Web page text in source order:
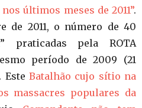
últimos meses de 2011”.
de 2011, o número de 40
praticadas pela ROTA
período de 2009 (21
Este Batalhão cujo sítio na
massacres populares da